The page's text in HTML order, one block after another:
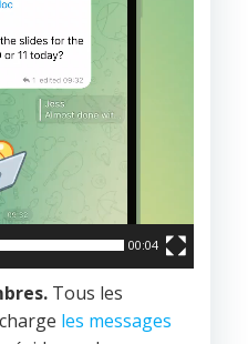
00:04
Tous les
les messages